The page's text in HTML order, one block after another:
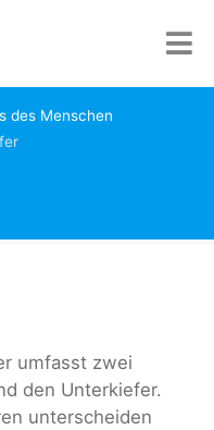
des Menschen
umfasst zwei
den Unterkiefer.
unterscheiden